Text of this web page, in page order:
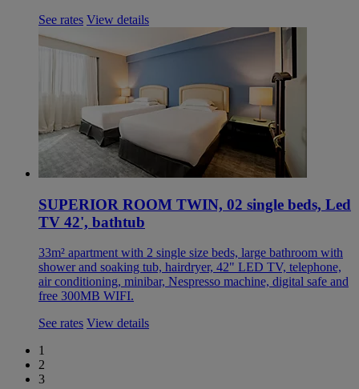
See rates View details
SUPERIOR ROOM TWIN, 02 single beds, Led
TV 42', bathtub
33m² apartment with 2 single size beds, large bathroom with
shower and soaking tub, hairdryer, 42" LED TV, telephone,
air conditioning, minibar, Nespresso machine, digital safe and
free 300MB WIFI.
See rates View details
1
2
3